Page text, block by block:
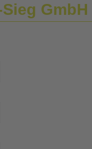
GmbH